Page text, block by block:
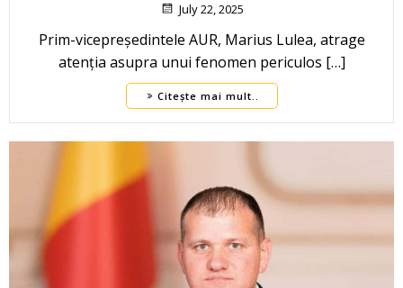
July 22, 2025
Prim-vicepreședintele AUR, Marius Lulea, atrage
atenția asupra unui fenomen periculos […]
Citește mai mult..